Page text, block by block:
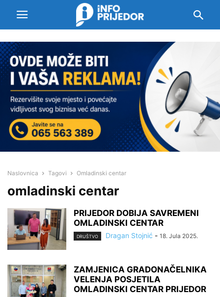
Naslovnica Tagovi Omladinski centar
omladinski centar
PRIJEDOR DOBIJA SAVREMENI
OMLADINSKI CENTAR
DRUŠTVO Dragan Stojnić - 18. Jula 2025.
ZAMJENICA GRADONAČELNIKA
VELENJA POSJETILA
OMLADINSKI CENTAR PRIJEDOR